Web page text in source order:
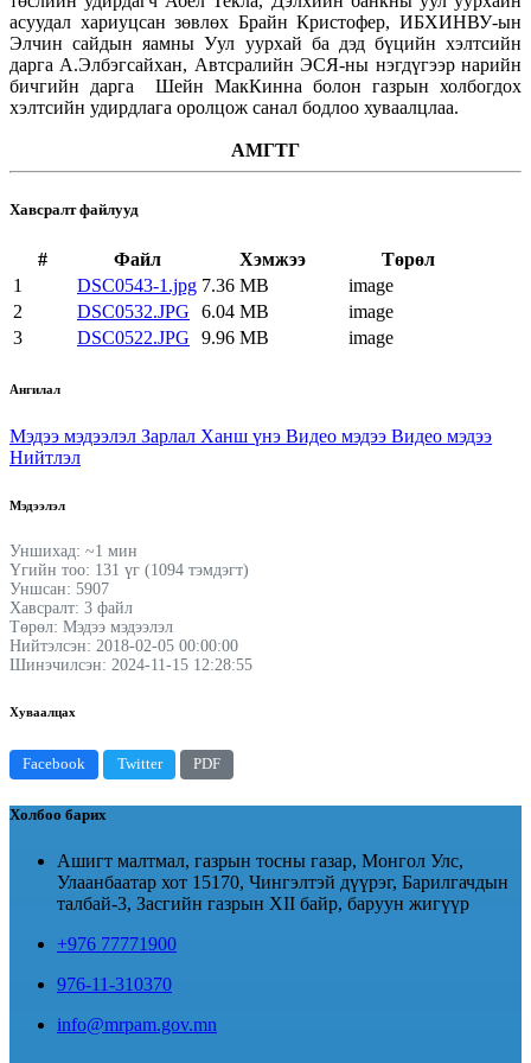
асуудал хариуцсан зөвлөх Брайн Кристофер, ИБХИНВУ-ын
Элчин сайдын яамны Уул уурхай ба дэд бүцийн хэлтсийн
дарга А.Элбэгсайхан, Автсралийн ЭСЯ-ны нэгдүгээр нарийн
бичгийн дарга Шейн МакКинна болон газрын холбогдох
хэлтсийн удирдлага оролцож санал бодлоо хуваалцлаа.
АМГТГ
Хавсралт файлууд
# Файл Хэмжээ
Төрөл
1
DSC0543-1.jpg 7.36 MB
image
2
DSC0532.JPG 6.04 MB
image
3
DSC0522.JPG 9.96 MB image
Ангилал
Мэдээ мэдээлэл Зарлал Ханш үнэ Видео мэдээ Видео мэдээ
Нийтлэл
Мэдээлэл
Уншихад: ~1 мин
Үгийн тоо: 131 үг (1094 тэмдэгт)
Уншсан: 5907
Хавсралт: 3 файл
Төрөл: Мэдээ мэдээлэл
Нийтэлсэн: 2018-02-05 00:00:00
Шинэчилсэн: 2024-11-15 12:28:55
Хуваалцах
Facebook Twitter PDF
Холбоо барих
Ашигт малтмал, газрын тосны газар, Монгол Улс,
Улаанбаатар хот 15170, Чингэлтэй дүүрэг, Барилгачдын
талбай-3, Засгийн газрын XII байр, баруун жигүүр
+976 77771900
976-11-310370
info@mrpam.gov.mn